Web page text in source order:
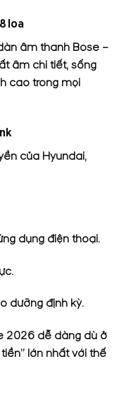
loa
âm thanh Bose –
âm chi tiết, sống
cao trong mọi
của Hyundai,
dụng điện thoại.
dưỡng định kỳ.
2026 dễ dàng dù ở
lớn nhất với thế